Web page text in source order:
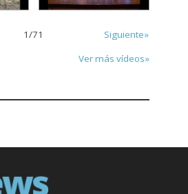
1/71
Siguiente»
Ver más vídeos»